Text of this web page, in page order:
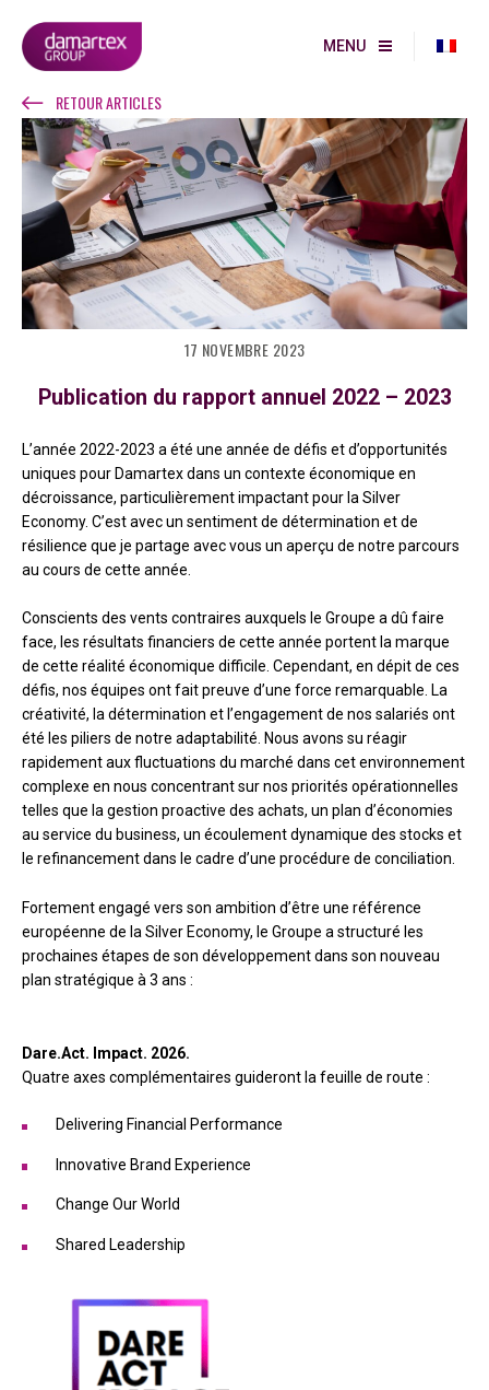
MENU
RETOUR ARTICLES
17 NOVEMBRE 2023
Publication du rapport annuel 2022 – 2023
L’année 2022-2023 a été une année de défis et d’opportunités
uniques pour Damartex dans un contexte économique en
décroissance, particulièrement impactant pour la Silver
Economy. C’est avec un sentiment de détermination et de
résilience que je partage avec vous un aperçu de notre parcours
au cours de cette année.
Conscients des vents contraires auxquels le Groupe a dû faire
face, les résultats financiers de cette année portent la marque
de cette réalité économique difficile. Cependant, en dépit de ces
défis, nos équipes ont fait preuve d’une force remarquable. La
créativité, la détermination et l’engagement de nos salariés ont
été les piliers de notre adaptabilité. Nous avons su réagir
rapidement aux fluctuations du marché dans cet environnement
complexe en nous concentrant sur nos priorités opérationnelles
telles que la gestion proactive des achats, un plan d’économies
au service du business, un écoulement dynamique des stocks et
le refinancement dans le cadre d’une procédure de conciliation.
Fortement engagé vers son ambition d’être une référence
européenne de la Silver Economy, le Groupe a structuré les
prochaines étapes de son développement dans son nouveau
plan stratégique à 3 ans :
Dare.Act. Impact. 2026.
Quatre axes complémentaires guideront la feuille de route :
Delivering Financial Performance
Innovative Brand Experience
Change Our World
Shared Leadership